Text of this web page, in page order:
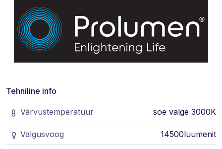
Tehniline info
Värvustemperatuur soe valge 3000K
Valgusvoog 14500luumenit